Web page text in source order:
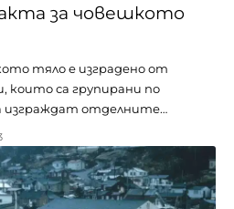
за човешкото
тяло е изградено от
които са групирани по
изграждат отделните…